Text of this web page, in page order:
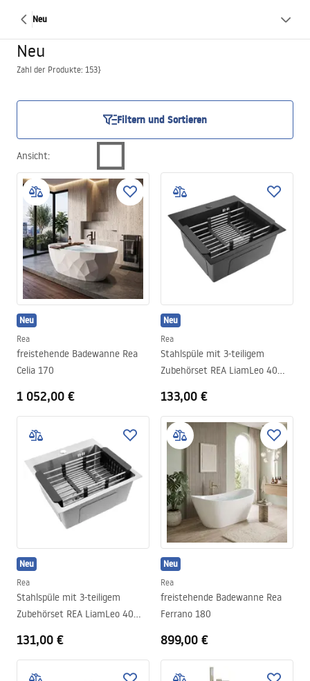
Neu
Neu
Zahl der Produkte: 153}
Filtern und Sortieren
Ansicht:
Neu
Rea
freistehende Badewanne Rea
Celia 170
1 052,00 €
Neu
Rea
Stahlspüle mit 3-teiligem
Zubehörset REA LiamLeo 40
133,00 €
Neu
Rea
Stahlspüle mit 3-teiligem
Zubehörset REA LiamLeo 40
131,00 €
Neu
Rea
freistehende Badewanne Rea
Ferrano 180
899,00 €